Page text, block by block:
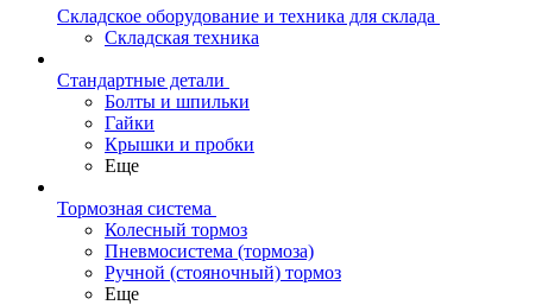
Складское оборудование и техника для склада
Складская техника
Стандартные детали
Болты и шпильки
Гайки
Крышки и пробки
Еще
Тормозная система
Колесный тормоз
Пневмосиcтема (тормоза)
Ручной (стояночный) тормоз
Еще